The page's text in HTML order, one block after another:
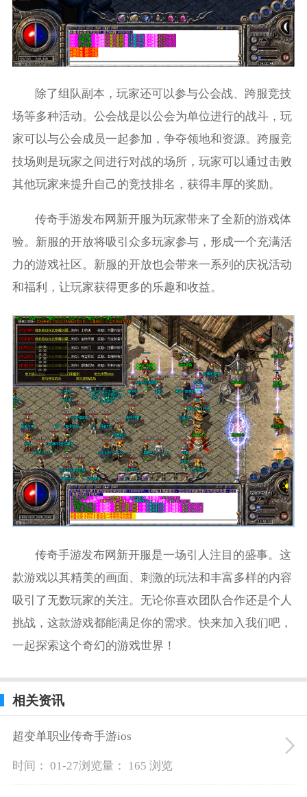
除了组队副本，玩家还可以参与公会战、跨服竞技
场等多种活动。公会战是以公会为单位进行的战斗，玩
家可以与公会成员一起参加，争夺领地和资源。跨服竞
技场则是玩家之间进行对战的场所，玩家可以通过击败
其他玩家来提升自己的竞技排名，获得丰厚的奖励。
传奇手游发布网新开服为玩家带来了全新的游戏体
验。新服的开放将吸引众多玩家参与，形成一个充满活
力的游戏社区。新服的开放也会带来一系列的庆祝活动
和福利，让玩家获得更多的乐趣和收益。
传奇手游发布网新开服是一场引人注目的盛事。这
款游戏以其精美的画面、刺激的玩法和丰富多样的内容
吸引了无数玩家的关注。无论你喜欢团队合作还是个人
挑战，这款游戏都能满足你的需求。快来加入我们吧，
一起探索这个奇幻的游戏世界！
相关资讯
超变单职业传奇手游ios
时间： 01-27浏览量： 165 浏览